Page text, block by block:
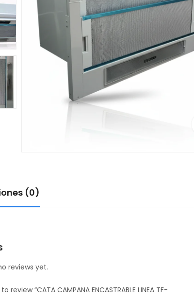
(0)
reviews yet.
review “CATA CAMPANA ENCASTRABLE LINEA TF-